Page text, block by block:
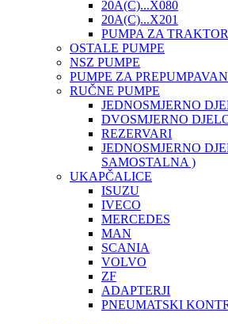
20A(C)...X080
20A(C)...X201
PUMPA ZA
OSTALE PUMPE
NSZ PUMPE
PUMPE ZA
RUČNE PUMPE
JEDNOSMJERNO
DVOSMJERNO
REZERVARI
JEDNOSMJERNO
SAMOSTALNA )
UKAPČALICE
ISUZU
IVECO
MERCEDES
MAN
SCANIA
VOLVO
ZF
ADAPTERJI
PNEUMATSKI